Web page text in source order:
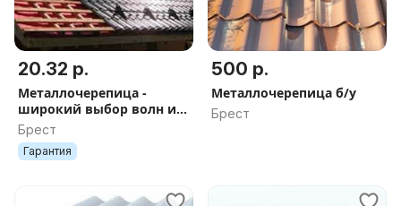
20.32 р.
Металлочерепица -
широкий выбор волн и
покрытий
Брест
Гарантия
500 р.
Металлочерепица б/у
Брест